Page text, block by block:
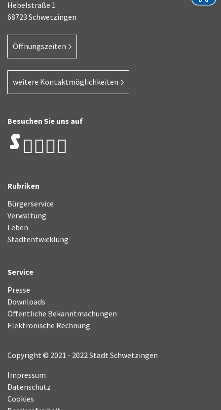
Hebelstraße 1
68723 Schwetzingen
Öffnungszeiten
weitere Kontaktmöglichkeiten
Besuchen Sie uns auf
Rubriken
Bürgerservice
Verwaltung
Leben
Stadtentwicklung
Service
Presse
Downloads
Öffentliche Bekanntmachungen
Elektronische Rechnung
Copyright © 2021 - 2022 Stadt Schwetzingen
Impressum
Datenschutz
Cookies